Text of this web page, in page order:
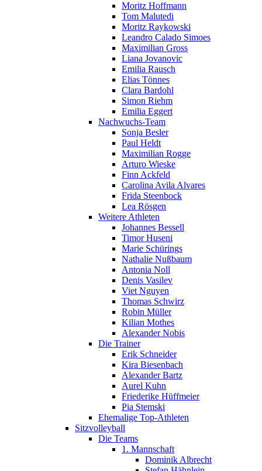
Moritz Hoffmann
Tom Malutedi
Moritz Raykowski
Leandro Calado Simoes
Maximilian Gross
Liana Jovanovic
Emilia Rausch
Elias Tönnes
Clara Bardohl
Simon Riehm
Emilia Eggert
Nachwuchs-Team
Sonja Besler
Paul Heldt
Maximilian Rogge
Arturo Wieske
Finn Ackfeld
Carolina Avila Alvares
Frida Steenbock
Lea Rösgen
Weitere Athleten
Johannes Bessell
Timor Huseni
Marie Schürings
Nathalie Nußbaum
Antonia Noll
Denis Vasilev
Viet Nguyen
Thomas Schwirz
Robin Müller
Kilian Mothes
Alexander Nobis
Die Trainer
Erik Schneider
Kira Biesenbach
Alexander Bartz
Aurel Kuhn
Friederike Hüffmeier
Pia Stemski
Ehemalige Top-Athleten
Sitzvolleyball
Die Teams
1. Mannschaft
Dominik Albrecht